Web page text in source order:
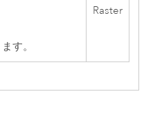
す。
Raster